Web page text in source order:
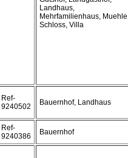
Landhaus,
Mehrfamilienhaus,
Schloss, Villa
Ref-
9240502
Bauernhof, Landhaus
Ref-
9240386
Bauernhof